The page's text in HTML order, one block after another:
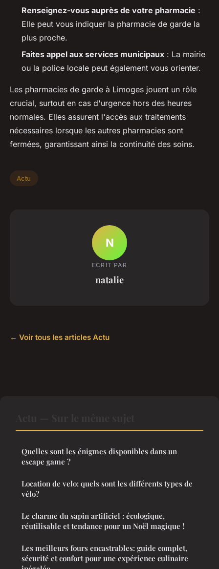
Renseignez-vous auprès de votre pharmacie :
Elle peut vous indiquer la pharmacie de garde la
plus proche.
Faites appel aux services municipaux : La mairie
ou la police locale peut également vous orienter.
Les pharmacies de garde à Limoges jouent un rôle
crucial, surtout en cas d'urgence hors des heures
normales. Elles assurent l'accès aux traitements
nécessaires lorsque les autres pharmacies sont
fermées, garantissant ainsi la continuité des soins.
Actu
N
ECRIT PAR
natalie
← Voir tous les articles Actu
Quelles sont les énigmes disponibles dans un
escape game ?
Location de velo: quels sont les différents types de
vélo?
Le charme du sapin artificiel : écologique,
réutilisable et tendance pour un Noël magique !
Les meilleurs fours encastrables: guide complet,
sécurité et confort pour une expérience culinaire